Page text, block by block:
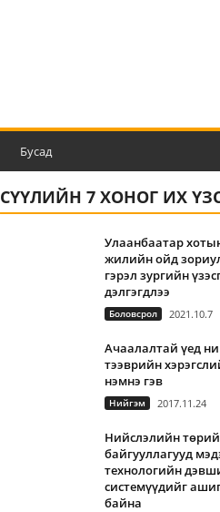
Бусад
СҮҮЛИЙН 7 ХОНОГ ИХ
Улаанбаатар
жилийн ойд
гэрэл зургийн
дэлгэгдлээ
Боловсрол 2021.10.7
Ачаалалтай үед
тээврийн
нэмнэ гэв
Нийгэм 2017.11.24
Нийслэлийн
байгууллагууд
технологийн
системүүдийг
байна